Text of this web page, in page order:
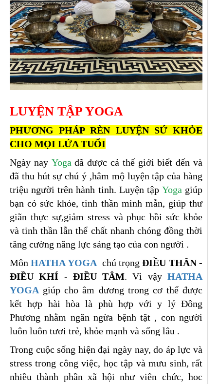
LUYỆN TẬP YOGA
PHƯƠNG PHÁP RÈN LUYỆN SỨ KHỎE
CHO MỌI LỨA TUỔI
Ngày nay Yoga đã được cả thế giới biết đến và
đã thu hút sự chú ý ,hâm mộ luyện tập của hàng
triệu người trên hành tinh. Luyện tập Yoga giúp
bạn có sức khỏe, tinh thần minh mẫn, giúp thư
giãn thực sự,giảm stress và phục hồi sức khỏe
và tinh thần lẫn thể chất nhanh chóng đồng thời
tăng cường năng lực sáng tạo của con người .
MônHATHA YOGA chú trọngĐIỀU THÂN -
ĐIỀU KHÍ - ĐIỀU TÂM. Vì vậyHATHA
YOGA giúp cho âm dương trong cơ thể được
kết hợp hài hòa là phù hợp với y lý Đông
Phương nhằm ngăn ngừa bệnh tật , con người
luôn luôn tươi trẻ, khỏe mạnh và sống lâu .
Trong cuộc sống hiện đại ngày nay, do áp lực và
stress trong công việc, học tập và mưu sinh, rất
nhiều thành phần xã hội như viên chức, hoc